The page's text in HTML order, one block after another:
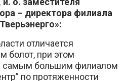
– директора филиала
отличается
болот, при этом
самым большим филиалом
по протяженности